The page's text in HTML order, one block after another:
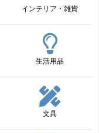
インテリア・雑貨
生活用品
文具